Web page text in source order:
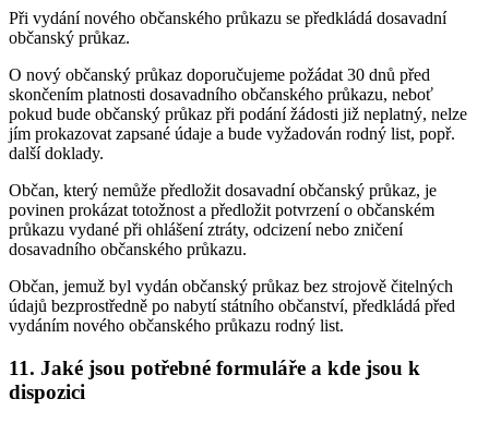
Při vydání nového občanského průkazu se předkládá dosavadní
občanský průkaz.
O nový občanský průkaz doporučujeme požádat 30 dnů před
skončením platnosti dosavadního občanského průkazu, neboť
pokud bude občanský průkaz při podání žádosti již neplatný, nelze
jím prokazovat zapsané údaje a bude vyžadován rodný list, popř.
další doklady.
Občan, který nemůže předložit dosavadní občanský průkaz, je
povinen prokázat totožnost a předložit potvrzení o občanském
průkazu vydané při ohlášení ztráty, odcizení nebo zničení
dosavadního občanského průkazu.
Občan, jemuž byl vydán občanský průkaz bez strojově čitelných
údajů bezprostředně po nabytí státního občanství, předkládá před
vydáním nového občanského průkazu rodný list.
11. Jaké jsou potřebné formuláře a kde jsou k
dispozici